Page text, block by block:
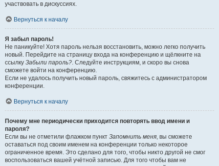
участвовать в дискуссиях.
Вернуться к началу
Я забыл пароль!
Не паникуйте! Хотя пароль нельзя восстановить, можно легко получить
новый. Перейдите на страницу входа на конференцию и щёлкните на
ссылку Забыли пароль?. Следуйте инструкциям, и скоро вы снова
сможете войти на конференцию.
Если не удалось получить новый пароль, свяжитесь с администратором
конференции.
Вернуться к началу
Почему мне периодически приходится повторять ввод имени и
пароля?
Если вы не отметили флажком пункт Запомнить меня, вы сможете
оставаться под своим именем на конференции только некоторое
ограниченное время. Это сделано для того, чтобы никто другой не смог
воспользоваться вашей учётной записью. Для того чтобы вам не